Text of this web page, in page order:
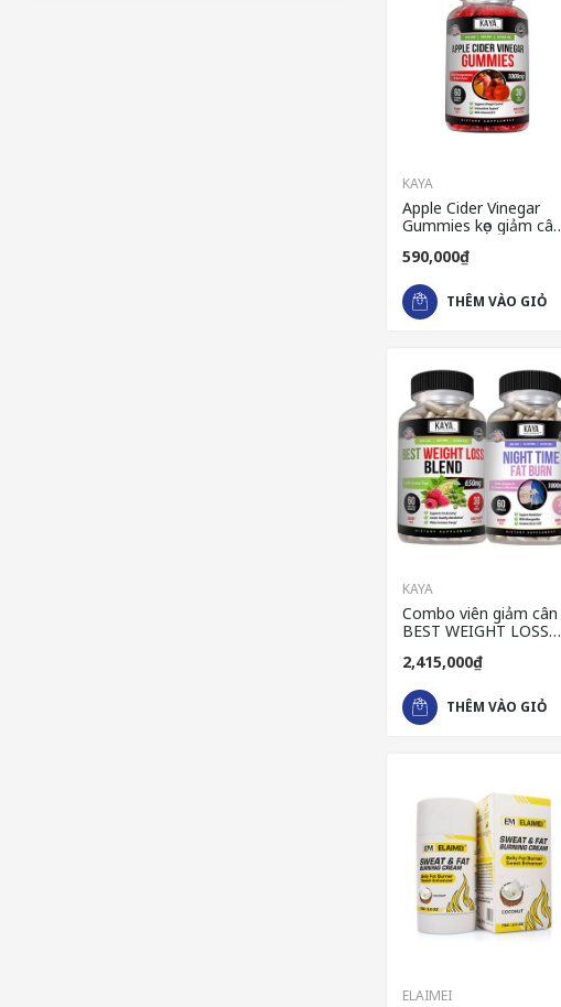
KAYA
Apple Cider Vinegar
Gummies kẹo giảm cân
590,000₫
THÊM VÀO GIỎ
KAYA
Combo viên giảm cân
BEST WEIGHT LOSS
mỡ NIGHT TIME FAT
2,415,000₫
THÊM VÀO GIỎ
ELAIMEI